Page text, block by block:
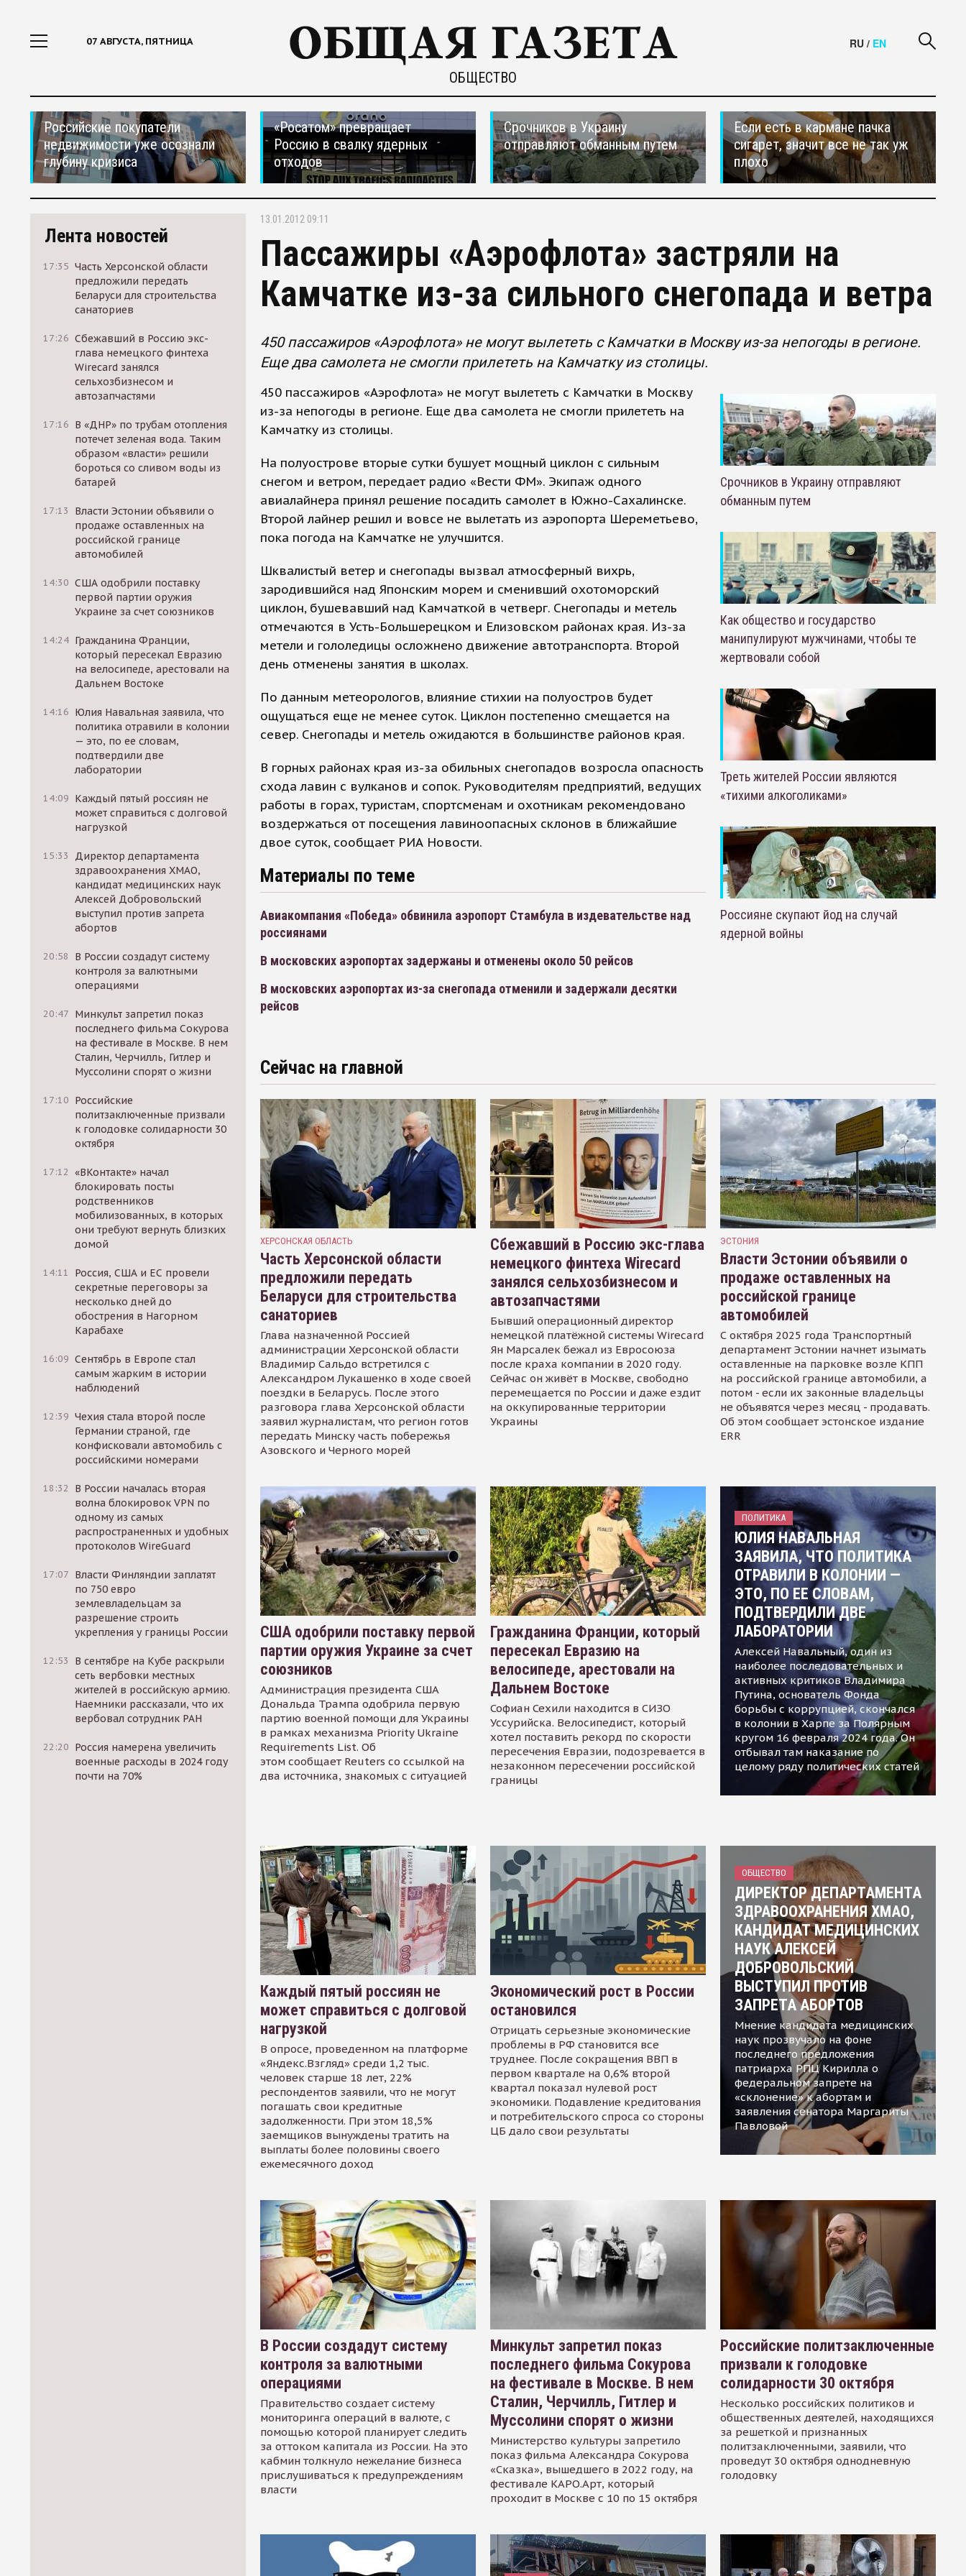
07 АВГУСТА, ПЯТНИЦА
ОБЩЕСТВО
RU / EN
Российские покупатели
недвижимости уже осознали
глубину кризиса
«Росатом» превращает
Россию в свалку ядерных
отходов
Срочников в Украину
отправляют обманным путем
Если есть в кармане пачка
сигарет, значит все не так уж
плохо
Лента новостей
17:35 Часть Херсонской области
предложили передать
Беларуси для строительства
санаториев
17:26 Сбежавший в Россию экс-
глава немецкого финтеха
Wirecard занялся
сельхозбизнесом и
автозапчастями
17:16 В «ДНР» по трубам отопления
потечет зеленая вода. Таким
образом «власти» решили
бороться со сливом воды из
батарей
17:13
Власти Эстонии объявили о
продаже оставленных на
российской границе
автомобилей
14:30 США одобрили поставку
первой партии оружия
Украине за счет союзников
14:24 Гражданина Франции,
который пересекал Евразию
на велосипеде, арестовали на
Дальнем Востоке
14:16 Юлия Навальная заявила, что
политика отравили в колонии
— это, по ее словам,
подтвердили две
лаборатории
14:09 Каждый пятый россиян не
может справиться с долговой
нагрузкой
15:33
Директор департамента
здравоохранения ХМАО,
кандидат медицинских наук
Алексей Добровольский
выступил против запрета
абортов
20:58
В России создадут систему
контроля за валютными
операциями
20:47 Минкульт запретил показ
последнего фильма Сокурова
на фестивале в Москве. В нем
Сталин, Черчилль, Гитлер и
Муссолини спорят о жизни
17:10 Российские
политзаключенные призвали
к голодовке солидарности 30
октября
17:12 «ВКонтакте» начал
блокировать посты
родственников
мобилизованных, в которых
они требуют вернуть близких
домой
14:11
Россия, США и ЕС провели
секретные переговоры за
несколько дней до
обострения в Нагорном
Карабахе
16:09 Сентябрь в Европе стал
самым жарким в истории
наблюдений
12:39 Чехия стала второй после
Германии страной, где
конфисковали автомобиль с
российскими номерами
18:32
В России началась вторая
волна блокировок VPN по
одному из самых
распространенных и удобных
протоколов WireGuard
17:07 Власти Финляндии заплатят
по 750 евро
землевладельцам за
разрешение строить
укрепления у границы России
12:53
В сентябре на Кубе раскрыли
сеть вербовки местных
жителей в российскую армию.
Наемники рассказали, что их
вербовал сотрудник РАН
22:20 Россия намерена увеличить
военные расходы в 2024 году
почти на 70%
13.01.2012 09:11
Пассажиры «Аэрофлота» застряли на
Камчатке из-за сильного снегопада и ветра
450 пассажиров «Аэрофлота» не могут вылететь с Камчатки в Москву из-за непогоды в регионе.
Еще два самолета не смогли прилететь на Камчатку из столицы.
450 пассажиров «Аэрофлота» не могут вылететь с Камчатки в Москву
из-за непогоды в регионе. Еще два самолета не смогли прилететь на
Камчатку из столицы.
На полуострове вторые сутки бушует мощный циклон с сильным
снегом и ветром, передает радио «Вести ФМ». Экипаж одного
авиалайнера принял решение посадить самолет в Южно-Сахалинске.
Второй лайнер решил и вовсе не вылетать из аэропорта Шереметьево,
пока погода на Камчатке не улучшится.
Шквалистый ветер и снегопады вызвал атмосферный вихрь,
зародившийся над Японским морем и сменивший охотоморский
циклон, бушевавший над Камчаткой в четверг. Снегопады и метель
отмечаются в Усть-Большерецком и Елизовском районах края. Из-за
метели и гололедицы осложнено движение автотранспорта. Второй
день отменены занятия в школах.
По данным метеорологов, влияние стихии на полуостров будет
ощущаться еще не менее суток. Циклон постепенно смещается на
север. Снегопады и метель ожидаются в большинстве районов края.
В горных районах края из-за обильных снегопадов возросла опасность
схода лавин с вулканов и сопок. Руководителям предприятий, ведущих
работы в горах, туристам, спортсменам и охотникам рекомендовано
воздержаться от посещения лавиноопасных склонов в ближайшие
двое суток, сообщает РИА Новости.
Материалы по теме
Авиакомпания «Победа» обвинила аэропорт Стамбула в издевательстве над
россиянами
В московских аэропортах задержаны и отменены около 50 рейсов
В московских аэропортах из-за снегопада отменили и задержали десятки
рейсов
Срочников в Украину отправляют
обманным путем
Как общество и государство
манипулируют мужчинами, чтобы те
жертвовали собой
Треть жителей России являются
«тихими алкоголиками»
Россияне скупают йод на случай
ядерной войны
Сейчас на главной
ХЕРСОНСКАЯ ОБЛАСТЬ
Часть Херсонской области
предложили передать
Беларуси для строительства
санаториев
Глава назначенной Россией
администрации Херсонской области
Владимир Сальдо встретился с
Александром Лукашенко в ходе своей
поездки в Беларусь. После этого
разговора глава Херсонской области
заявил журналистам, что регион готов
передать Минску часть побережья
Азовского и Черного морей
Сбежавший в Россию экс-глава
немецкого финтеха Wirecard
занялся сельхозбизнесом и
автозапчастями
Бывший операционный директор
немецкой платёжной системы Wirecard
Ян Марсалек бежал из Евросоюза
после краха компании в 2020 году.
Сейчас он живёт в Москве, свободно
перемещается по России и даже ездит
на оккупированные территории
Украины
ЭСТОНИЯ
Власти Эстонии объявили о
продаже оставленных на
российской границе
автомобилей
С октября 2025 года Транспортный
департамент Эстонии начнет изымать
оставленные на парковке возле КПП
на российской границе автомобили, а
потом - если их законные владельцы
не объявятся через месяц - продавать.
Об этом сообщает эстонское издание
ERR
США одобрили поставку первой
партии оружия Украине за счет
союзников
Администрация президента США
Дональда Трампа одобрила первую
партию военной помощи для Украины
в рамках механизма Priority Ukraine
Requirements List. Об
этом сообщает Reuters со ссылкой на
два источника, знакомых с ситуацией
Гражданина Франции, который
пересекал Евразию на
велосипеде, арестовали на
Дальнем Востоке
Софиан Сехили находится в СИЗО
Уссурийска. Велосипедист, который
хотел поставить рекорд по скорости
пересечения Евразии, подозревается в
незаконном пересечении российской
границы
ПОЛИТИКА
ЮЛИЯ НАВАЛЬНАЯ
ЗАЯВИЛА, ЧТО ПОЛИТИКА
ОТРАВИЛИ В КОЛОНИИ —
ЭТО, ПО ЕЕ СЛОВАМ,
ПОДТВЕРДИЛИ ДВЕ
ЛАБОРАТОРИИ
Алексей Навальный, один из
наиболее последовательных и
активных критиков Владимира
Путина, основатель Фонда
борьбы с коррупцией, скончался
в колонии в Харпе за Полярным
кругом 16 февраля 2024 года. Он
отбывал там наказание по
целому ряду политических статей
Каждый пятый россиян не
может справиться с долговой
нагрузкой
В опросе, проведенном на платформе
«Яндекс.Взгляд» среди 1,2 тыс.
человек старше 18 лет, 22%
респондентов заявили, что не могут
погашать свои кредитные
задолженности. При этом 18,5%
заемщиков вынуждены тратить на
выплаты более половины своего
ежемесячного доход
Экономический рост в России
остановился
Отрицать серьезные экономические
проблемы в РФ становится все
труднее. После сокращения ВВП в
первом квартале на 0,6% второй
квартал показал нулевой рост
экономики. Подавление кредитования
и потребительского спроса со стороны
ЦБ дало свои результаты
ОБЩЕСТВО
ДИРЕКТОР ДЕПАРТАМЕНТА
ЗДРАВООХРАНЕНИЯ ХМАО,
КАНДИДАТ МЕДИЦИНСКИХ
НАУК АЛЕКСЕЙ
ДОБРОВОЛЬСКИЙ
ВЫСТУПИЛ ПРОТИВ
ЗАПРЕТА АБОРТОВ
Мнение кандидата медицинских
наук прозвучало на фоне
последнего предложения
патриарха РПЦ Кирилла о
федеральном запрете на
«склонение» к абортам и
заявления сенатора Маргариты
Павловой
В России создадут систему
контроля за валютными
операциями
Правительство создает систему
мониторинга операций в валюте, с
помощью которой планирует следить
за оттоком капитала из России. На это
кабмин толкнуло нежелание бизнеса
прислушиваться к предупреждениям
власти
Минкульт запретил показ
последнего фильма Сокурова
на фестивале в Москве. В нем
Сталин, Черчилль, Гитлер и
Муссолини спорят о жизни
Министерство культуры запретило
показ фильма Александра Сокурова
«Сказка», вышедшего в 2022 году, на
фестивале КАРО.Арт, который
проходит в Москве с 10 по 15 октября
Российские политзаключенные
призвали к голодовке
солидарности 30 октября
Несколько российских политиков и
общественных деятелей, находящихся
за решеткой и признанных
политзаключенными, заявили, что
проведут 30 октября однодневную
голодовку